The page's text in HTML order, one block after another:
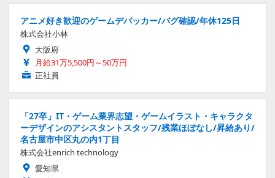
アニメ好き歓迎のゲームデバッカー/バグ確認/年休125日
株式会社小林
大阪府
月給31万5,500円～50万円
正社員
「27卒」IT・ゲーム業界志望・ゲームイラスト・キャラクタ
ーデザインのアシスタントスタッフ/残業ほぼなし/昇給あり/
名古屋市中区丸の内1丁目
株式会社enrich technology
愛知県